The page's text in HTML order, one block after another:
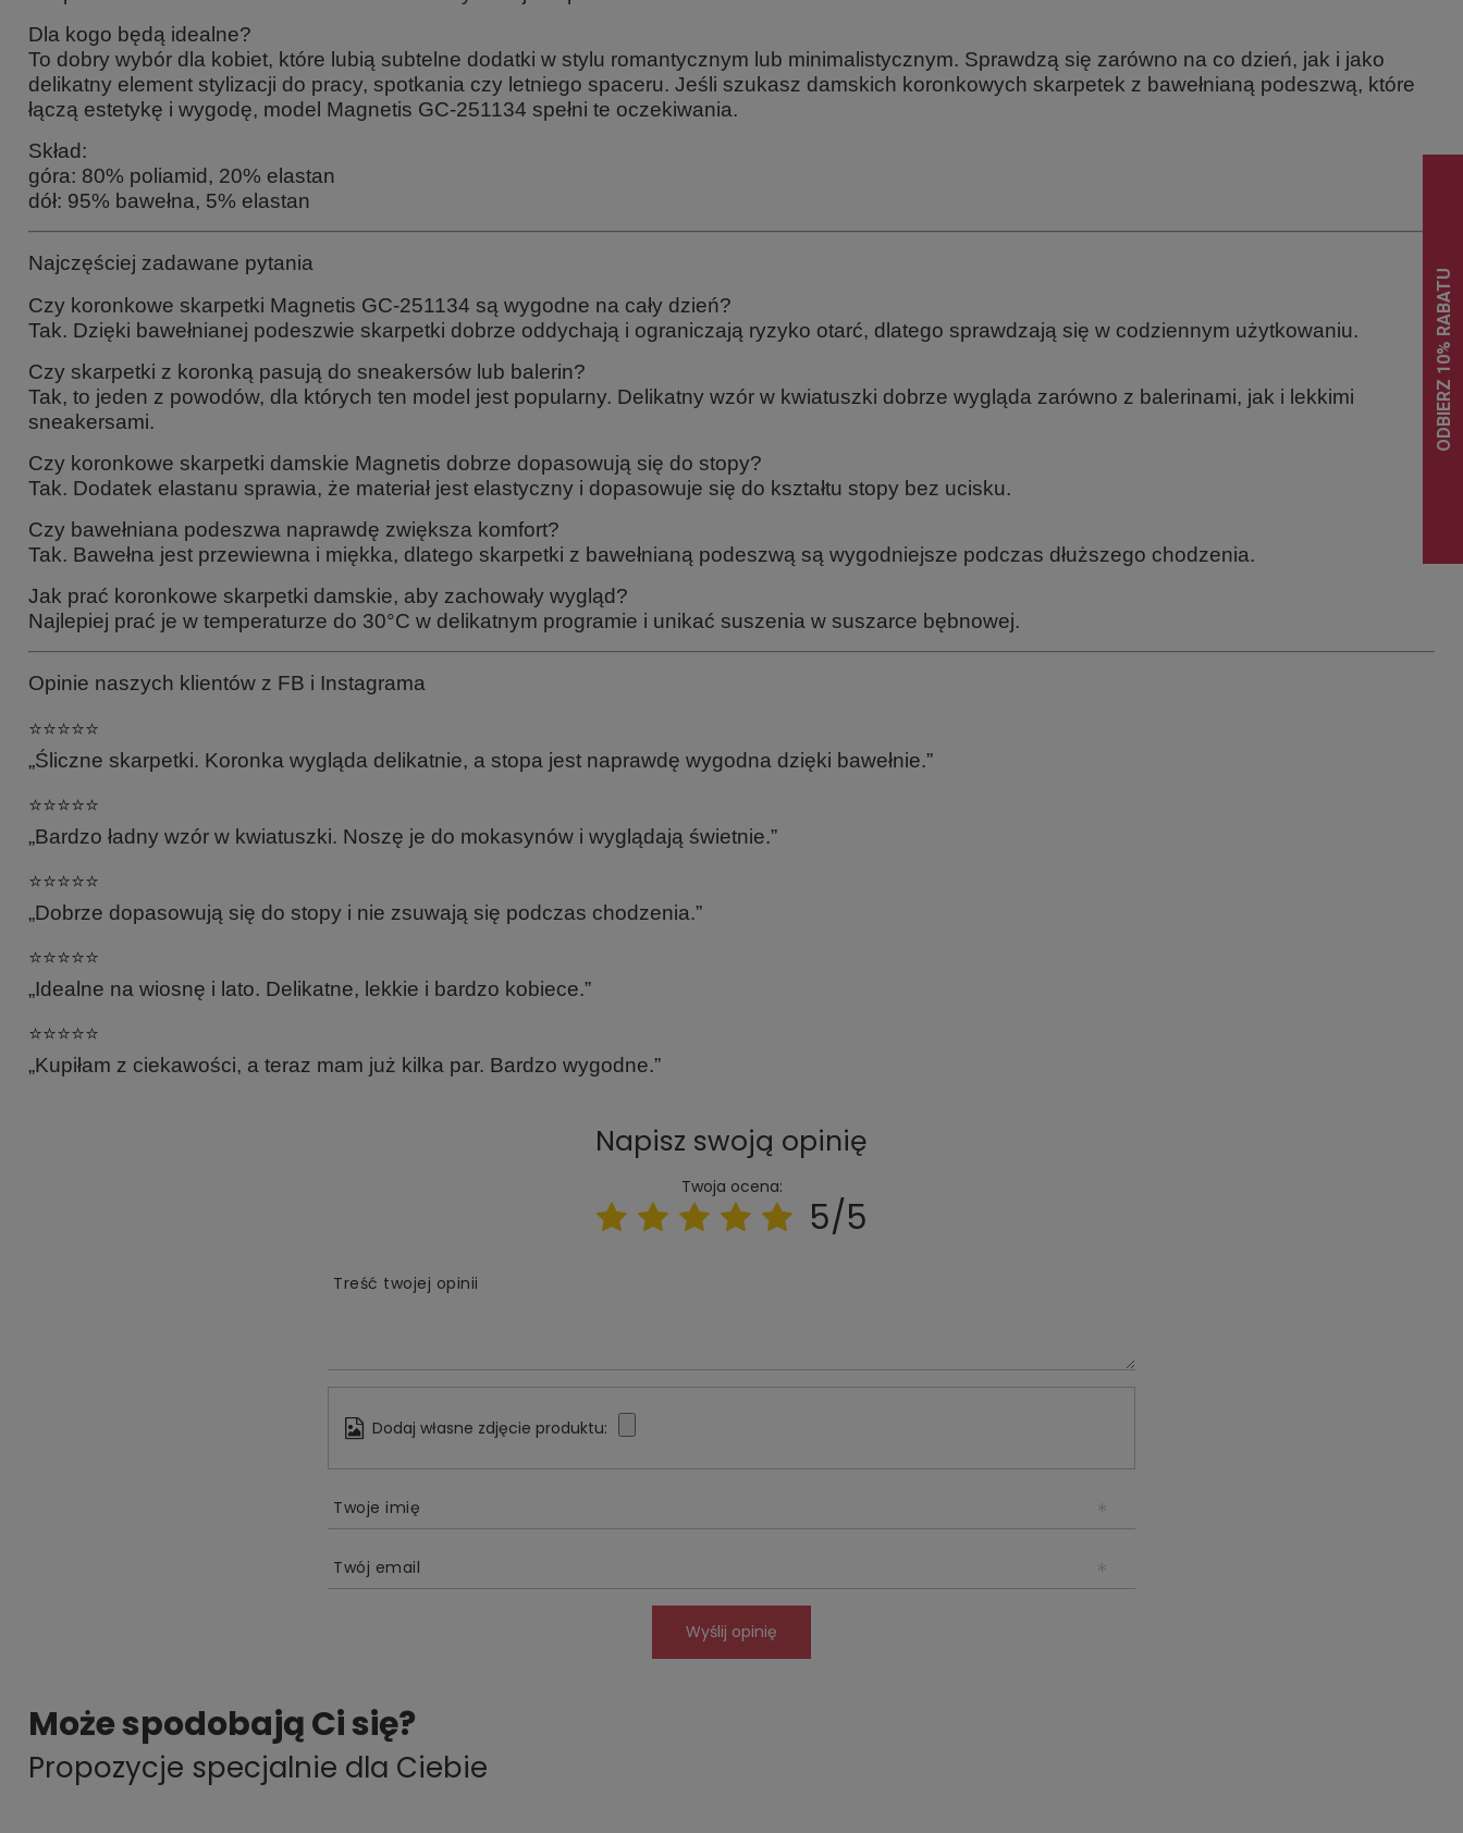
Dla kogo będą idealne?
To dobry wybór dla kobiet, które lubią subtelne dodatki w stylu romantycznym lub minimalistycznym. Sprawdzą się zarówno na co dzień, jak i jako
delikatny element stylizacji do pracy, spotkania czy letniego spaceru. Jeśli szukasz damskich koronkowych skarpetek z bawełnianą podeszwą, które
łączą estetykę i wygodę, model Magnetis GC-251134 spełni te oczekiwania.
Skład:
góra: 80% poliamid, 20% elastan
dół: 95% bawełna, 5% elastan
Najczęściej zadawane pytania
Czy koronkowe skarpetki Magnetis GC-251134 są wygodne na cały dzień?
Tak. Dzięki bawełnianej podeszwie skarpetki dobrze oddychają i ograniczają ryzyko otarć, dlatego sprawdzają się w codziennym użytkowaniu.
Czy skarpetki z koronką pasują do sneakersów lub balerin?
Tak, to jeden z powodów, dla których ten model jest popularny. Delikatny wzór w kwiatuszki dobrze wygląda zarówno z balerinami, jak i lekkimi
sneakersami.
Czy koronkowe skarpetki damskie Magnetis dobrze dopasowują się do stopy?
Tak. Dodatek elastanu sprawia, że materiał jest elastyczny i dopasowuje się do kształtu stopy bez ucisku.
Czy bawełniana podeszwa naprawdę zwiększa komfort?
Tak. Bawełna jest przewiewna i miękka, dlatego skarpetki z bawełnianą podeszwą są wygodniejsze podczas dłuższego chodzenia.
Jak prać koronkowe skarpetki damskie, aby zachowały wygląd?
Najlepiej prać je w temperaturze do 30°C w delikatnym programie i unikać suszenia w suszarce bębnowej.
Opinie naszych klientów z FB i Instagrama
⭐️⭐️⭐️⭐️⭐️
„Śliczne skarpetki. Koronka wygląda delikatnie, a stopa jest naprawdę wygodna dzięki bawełnie.”
⭐️⭐️⭐️⭐️⭐️
„Bardzo ładny wzór w kwiatuszki. Noszę je do mokasynów i wyglądają świetnie.”
⭐️⭐️⭐️⭐️⭐️
„Dobrze dopasowują się do stopy i nie zsuwają się podczas chodzenia.”
⭐️⭐️⭐️⭐️⭐️
„Idealne na wiosnę i lato. Delikatne, lekkie i bardzo kobiece.”
⭐️⭐️⭐️⭐️⭐️
„Kupiłam z ciekawości, a teraz mam już kilka par. Bardzo wygodne.”
Napisz swoją opinię
Twoja ocena:
5/5
Treść twojej opinii
Dodaj własne zdjęcie produktu:
Twoje imię
Twój email
Wyślij opinię
Może spodobają Ci się?
Propozycje specjalnie dla Ciebie